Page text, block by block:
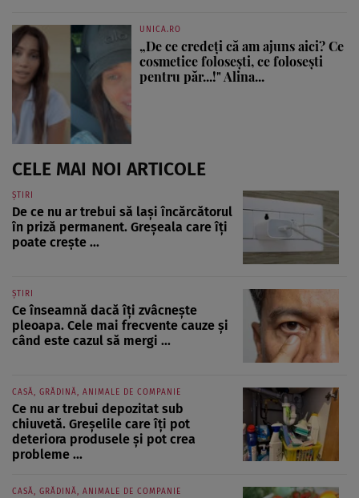
UNICA.RO
„De ce credeți că am ajuns aici? Ce
cosmetice folosești, ce folosești
pentru păr...!" Alina...
CELE MAI NOI ARTICOLE
ȘTIRI
De ce nu ar trebui să lași încărcătorul
în priză permanent. Greșeala care îți
poate crește ...
ȘTIRI
Ce înseamnă dacă îți zvâcnește
pleoapa. Cele mai frecvente cauze și
când este cazul să mergi ...
CASĂ, GRĂDINĂ, ANIMALE DE COMPANIE
Ce nu ar trebui depozitat sub
chiuvetă. Greșelile care îți pot
deteriora produsele și pot crea
probleme ...
CASĂ, GRĂDINĂ, ANIMALE DE COMPANIE